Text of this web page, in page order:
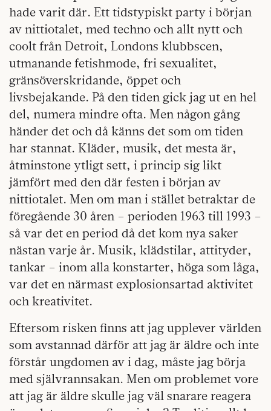
hade varit där. Ett tidstypiskt party i början
av nittiotalet, med techno och allt nytt och
coolt från Detroit, Londons klubbscen,
utmanande fetishmode, fri sexualitet,
gränsöverskridande, öppet och
livsbejakande. På den tiden gick jag ut en hel
del, numera mindre ofta. Men någon gång
händer det och då känns det som om tiden
har stannat. Kläder, musik, det mesta är,
åtminstone ytligt sett, i princip sig likt
jämfört med den där festen i början av
nittiotalet. Men om man i stället betraktar de
föregående 30 åren – perioden 1963 till 1993 –
så var det en period då det kom nya saker
nästan varje år. Musik, klädstilar, attityder,
tankar – inom alla konstarter, höga som låga,
var det en närmast explosionsartad aktivitet
och kreativitet.
Eftersom risken finns att jag upplever världen
som avstannad därför att jag är äldre och inte
förstår ungdomen av i dag, måste jag börja
med självrannsakan. Men om problemet vore
att jag är äldre skulle jag väl snarare reagera